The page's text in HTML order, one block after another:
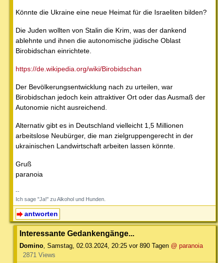
Könnte die Ukraine eine neue Heimat für die Israeliten bilden?
Die Juden wollten von Stalin die Krim, was der dankend
ablehnte und ihnen die autonomische jüdische Oblast
Birobidschan einrichtete.
https://de.wikipedia.org/wiki/Birobidschan
Der Bevölkerungsentwicklung nach zu urteilen, war
Birobidschan jedoch kein attraktiver Ort oder das Ausmaß der
Autonomie nicht ausreichend.
Alternativ gibt es in Deutschland vielleicht 1,5 Millionen
arbeitslose Neubürger, die man zielgruppengerecht in der
ukrainischen Landwirtschaft arbeiten lassen könnte.
Gruß
paranoia
--
Ich sage "Ja!" zu Alkohol und Hunden.
antworten
Interessante Gedankengänge...
Domino, Samstag, 02.03.2024, 20:25 vor 890 Tagen @ paranoia
2871 Views